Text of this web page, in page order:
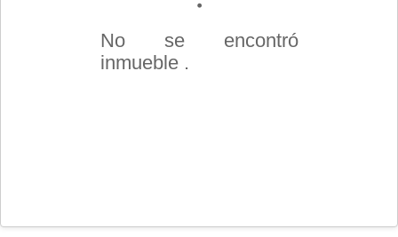
No se encontró
inmueble .